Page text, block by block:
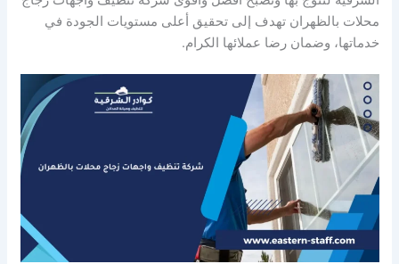
محلات بالظهران تهدف إلى تحقيق أعلى مستويات الجودة في
خدماتها، وضمان رضا عملائها الكرام.